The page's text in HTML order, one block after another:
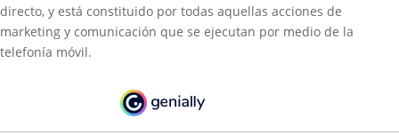
directo, y está constituido por todas aquellas acciones de
marketing y comunicación que se ejecutan por medio de la
telefonía móvil.